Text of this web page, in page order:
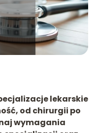
lekarskie
od chirurgii po
wymagania